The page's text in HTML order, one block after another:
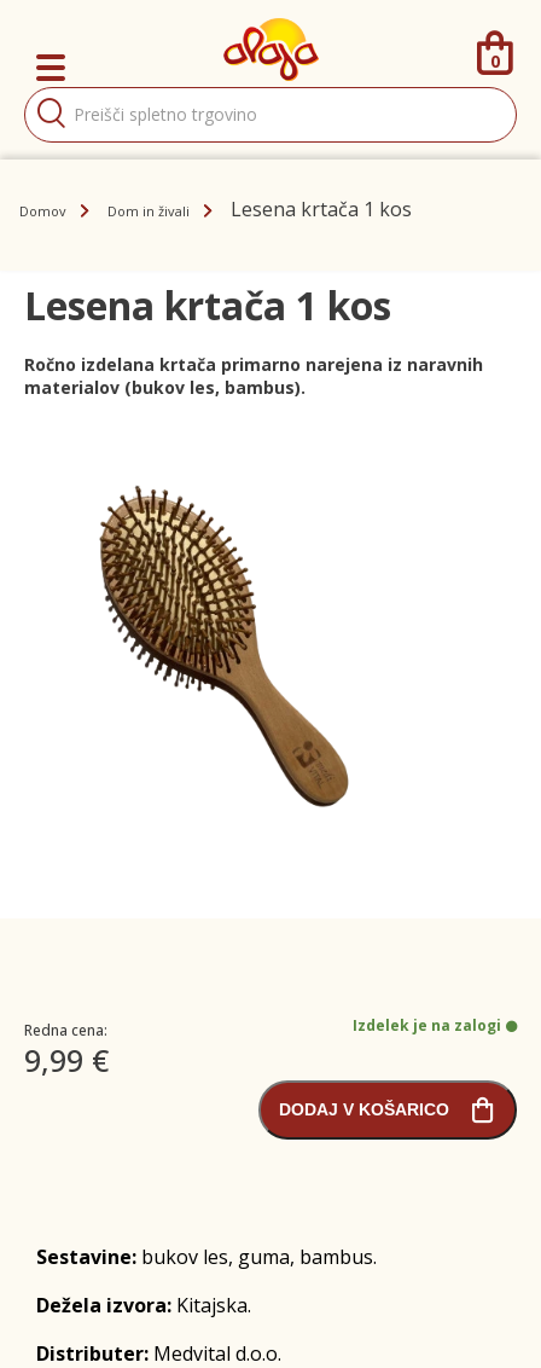
Products
search
0
Domov Dom in živali Lesena krtača 1 kos
Lesena krtača 1 kos
Ročno izdelana krtača primarno narejena iz naravnih
materialov (bukov les, bambus).
Redna cena:
9,99 €
Izdelek je na zalogi
DODAJ V KOŠARICO
Sestavine: bukov les, guma, bambus.
Dežela izvora: Kitajska.
Distributer: Medvital d.o.o.